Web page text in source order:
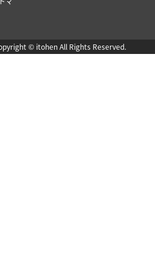
© itohen All Rights Reserved.